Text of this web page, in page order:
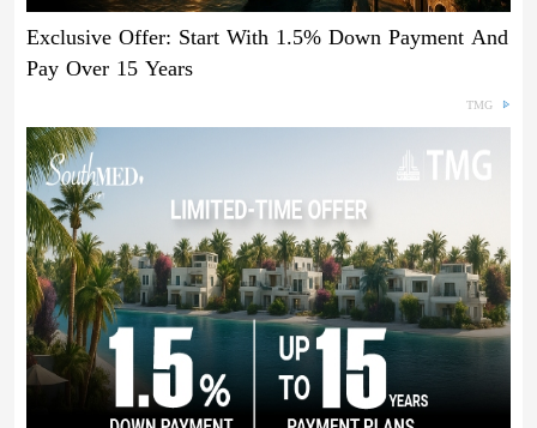
Exclusive Offer: Start With 1.5% Down Payment And
Pay Over 15 Years
TMG